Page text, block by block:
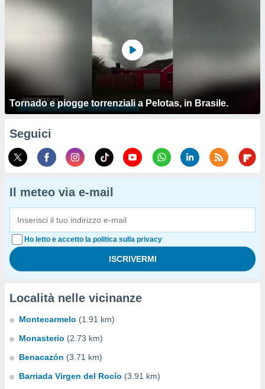
Tornado e piogge torrenziali a Pelotas, in Brasile.
Seguici
Il meteo via e-mail
Ho letto e accetto la politica sulla privacy
Località nelle vicinanze
Montecarmelo (1.91 km)
Monasterio (2.73 km)
Benacazón (3.71 km)
Barriada Virgen del Rocío (3.91 km)